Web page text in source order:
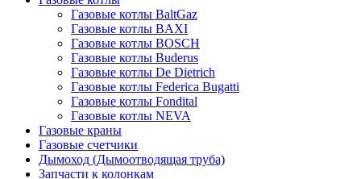
Газовые котлы BaltGaz
Газовые котлы BAXI
Газовые котлы BOSCH
Газовые котлы Buderus
Газовые котлы De Dietrich
Газовые котлы Federica Bugatti
Газовые котлы Fondital
Газовые котлы NEVA
Газовые краны
Газовые счетчики
Дымоход (Дымоотводящая труба)
Запчасти к колонкам